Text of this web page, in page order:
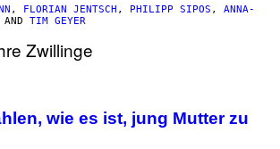
, FLORIAN JENTSCH , PHILIPP SIPOS , ANNA-
TIM GEYER
wie es ist, jung Mutter zu